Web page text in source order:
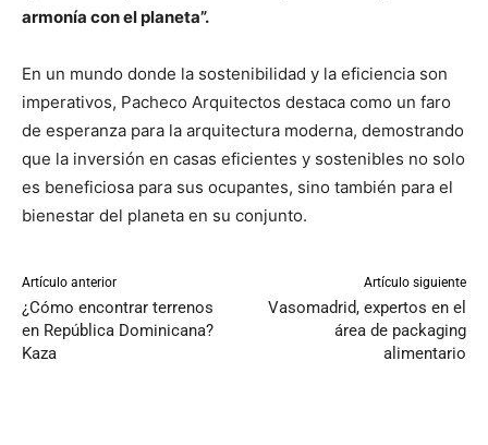
armonía con el planeta”.
En un mundo donde la sostenibilidad y la eficiencia son
imperativos, Pacheco Arquitectos destaca como un faro
de esperanza para la arquitectura moderna, demostrando
que la inversión en casas eficientes y sostenibles no solo
es beneficiosa para sus ocupantes, sino también para el
bienestar del planeta en su conjunto.
Artículo anterior
¿Cómo encontrar terrenos
en República Dominicana?
Kaza
Artículo siguiente
Vasomadrid, expertos en el
área de packaging
alimentario